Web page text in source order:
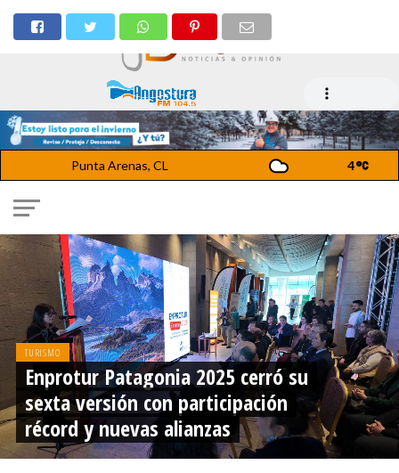
Punta Arenas, CL 4
TURISMO
Enprotur Patagonia 2025 cerró su
sexta versión con participación
récord y nuevas alianzas